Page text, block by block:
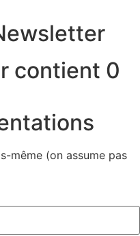
contient 0
même (on assume pas